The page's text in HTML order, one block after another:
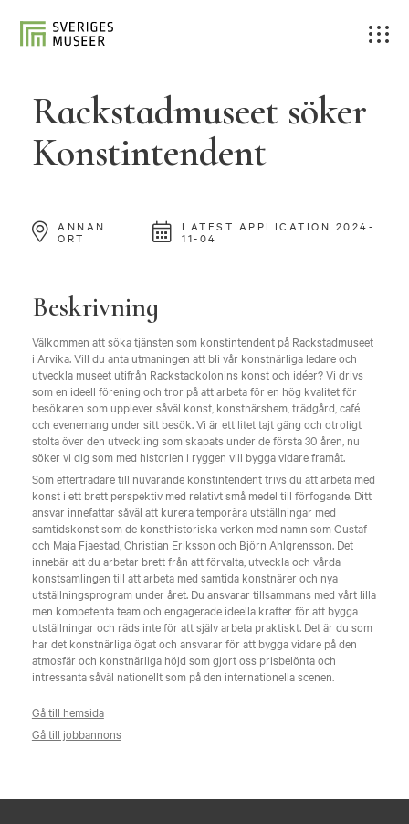
Rackstadmuseet söker
Konstintendent
ANNAN
ORT
LATEST APPLICATION 2024-
11-04
Beskrivning
Välkommen att söka tjänsten som konstintendent på Rackstadmuseet
i Arvika. Vill du anta utmaningen att bli vår konstnärliga ledare och
utveckla museet utifrån Rackstadkolonins konst och idéer? Vi drivs
som en ideell förening och tror på att arbeta för en hög kvalitet för
besökaren som upplever såväl konst, konstnärshem, trädgård, café
och evenemang under sitt besök. Vi är ett litet tajt gäng och otroligt
stolta över den utveckling som skapats under de första 30 åren, nu
söker vi dig som med historien i ryggen vill bygga vidare framåt.
Som efterträdare till nuvarande konstintendent trivs du att arbeta med
konst i ett brett perspektiv med relativt små medel till förfogande. Ditt
ansvar innefattar såväl att kurera temporära utställningar med
samtidskonst som de konsthistoriska verken med namn som Gustaf
och Maja Fjaestad, Christian Eriksson och Björn Ahlgrensson. Det
innebär att du arbetar brett från att förvalta, utveckla och vårda
konstsamlingen till att arbeta med samtida konstnärer och nya
utställningsprogram under året. Du ansvarar tillsammans med vårt lilla
men kompetenta team och engagerade ideella krafter för att bygga
utställningar och räds inte för att själv arbeta praktiskt. Det är du som
har det konstnärliga ögat och ansvarar för att bygga vidare på den
atmosfär och konstnärliga höjd som gjort oss prisbelönta och
intressanta såväl nationellt som på den internationella scenen.
Gå till hemsida
Gå till jobbannons